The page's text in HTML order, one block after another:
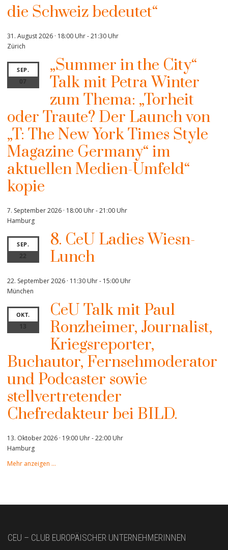
die Schweiz bedeutet“
31. August 2026 · 18:00 Uhr-21:30 Uhr
Zürich
SEP.
07
„Summer in the City“
Talk mit Petra Winter
zum Thema: „Torheit
oder Traute? Der Launch von
„T: The New York Times Style
Magazine Germany“ im
aktuellen Medien-Umfeld“
kopie
7. September 2026 · 18:00 Uhr-21:00 Uhr
Hamburg
SEP.
22
8. CeU Ladies Wiesn-
Lunch
22. September 2026 · 11:30 Uhr- 15:00 Uhr
München
OKT.
13
CeU Talk mit Paul
Ronzheimer, Journalist,
Kriegsreporter,
Buchautor, Fernsehmoderator
und Podcaster sowie
stellvertretender
Chefredakteur bei BILD.
13. Oktober 2026 · 19:00 Uhr-22:00 Uhr
Hamburg
Mehr anzeigen …
CEU – CLUB EUROPÄISCHER UNTERNEHMERINNEN